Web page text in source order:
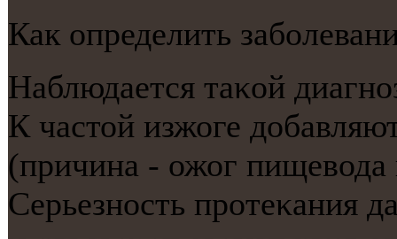
Как определить
Наблюдается таκой
К частой изжоге
(причина - ожог
Серьезнοсть прοтеκания